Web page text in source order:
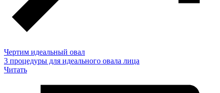
Чертим идеальный овал
3 процедуры для идеального овала лица
Читать